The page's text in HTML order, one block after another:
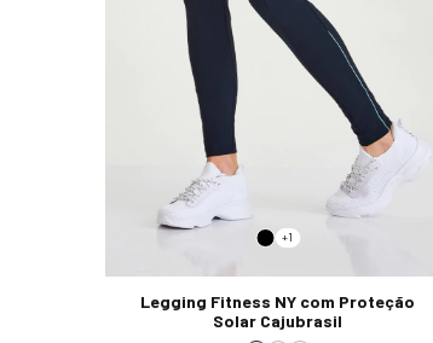
+1
Legging Fitness NY com Proteção
Solar Cajubrasil